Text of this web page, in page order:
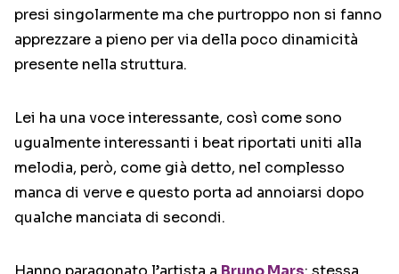
presi singolarmente ma che purtroppo non si fanno
apprezzare a pieno per via della poco dinamicità
presente nella struttura.
Lei ha una voce interessante, così come sono
ugualmente interessanti i beat riportati uniti alla
melodia, però, come già detto, nel complesso
manca di verve e questo porta ad annoiarsi dopo
qualche manciata di secondi.